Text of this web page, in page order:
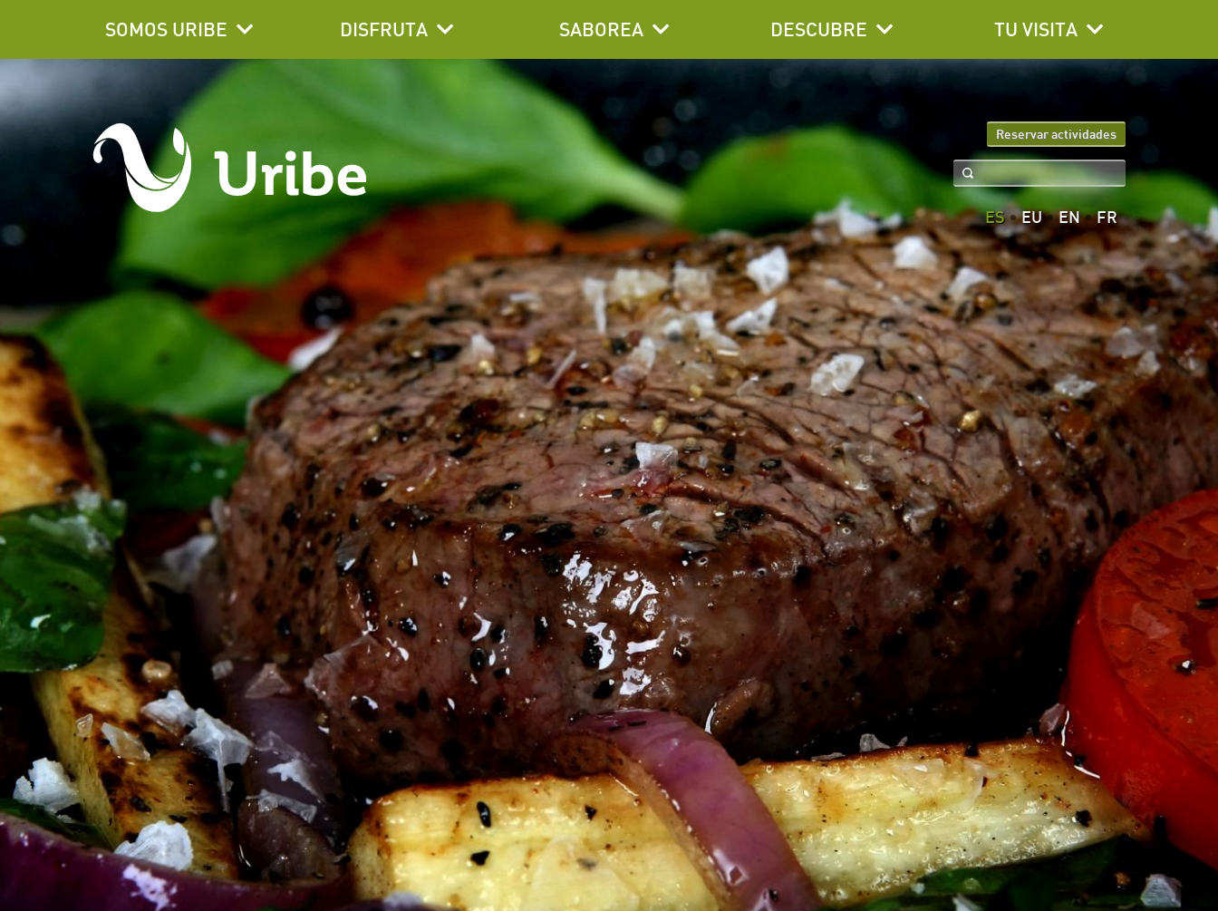
SOMOS URIBE DISFRUTA SABOREA DESCUBRE TU VISITA
Reservar actividades
ES EU EN FR